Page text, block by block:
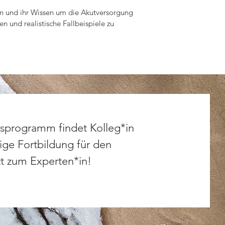
und ihr Wissen um die Akutversorgung
und realistische Fallbeispiele zu
der Halle oder im Trainingsumfeld.
für die Akut- und
von Verletzungsschwere und -
Praktische
und sinnvolle Sofortmaßnahmen
Ergänzend wird das Prinzip
und Bewegungsfreiheit in der
findet Kolleg*in
Fortbildung für den
zum Experten*in!